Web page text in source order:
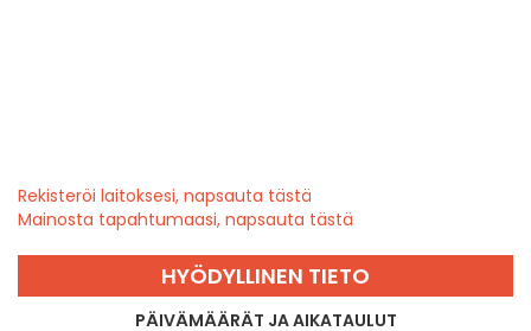
Rekisteröi laitoksesi, napsauta tästä
Mainosta tapahtumaasi, napsauta tästä
HYÖDYLLINEN TIETO
PÄIVÄMÄÄRÄT JA AIKATAULUT